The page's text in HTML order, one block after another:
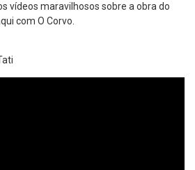
vídeos maravilhosos sobre a obra do
com O Corvo.